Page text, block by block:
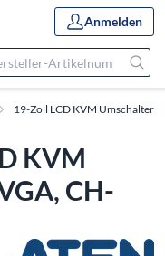
Anmelden
19-Zoll LCD KVM Umschalter
KVM
CH-